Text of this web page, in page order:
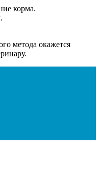
корма.
метода окажется